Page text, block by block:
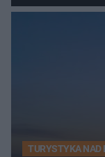
TURYSTYKA NAD